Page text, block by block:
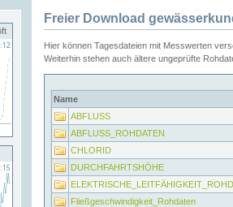
Freier Download
Hier können Tagesdateien mit Messwerten
Weiterhin stehen auch ältere ungeprüfte
Name
ABFLUSS
ABFLUSS_ROHDATEN
CHLORID
DURCHFAHRTSHÖHE
Fließgeschwindigkeit_Rohdaten